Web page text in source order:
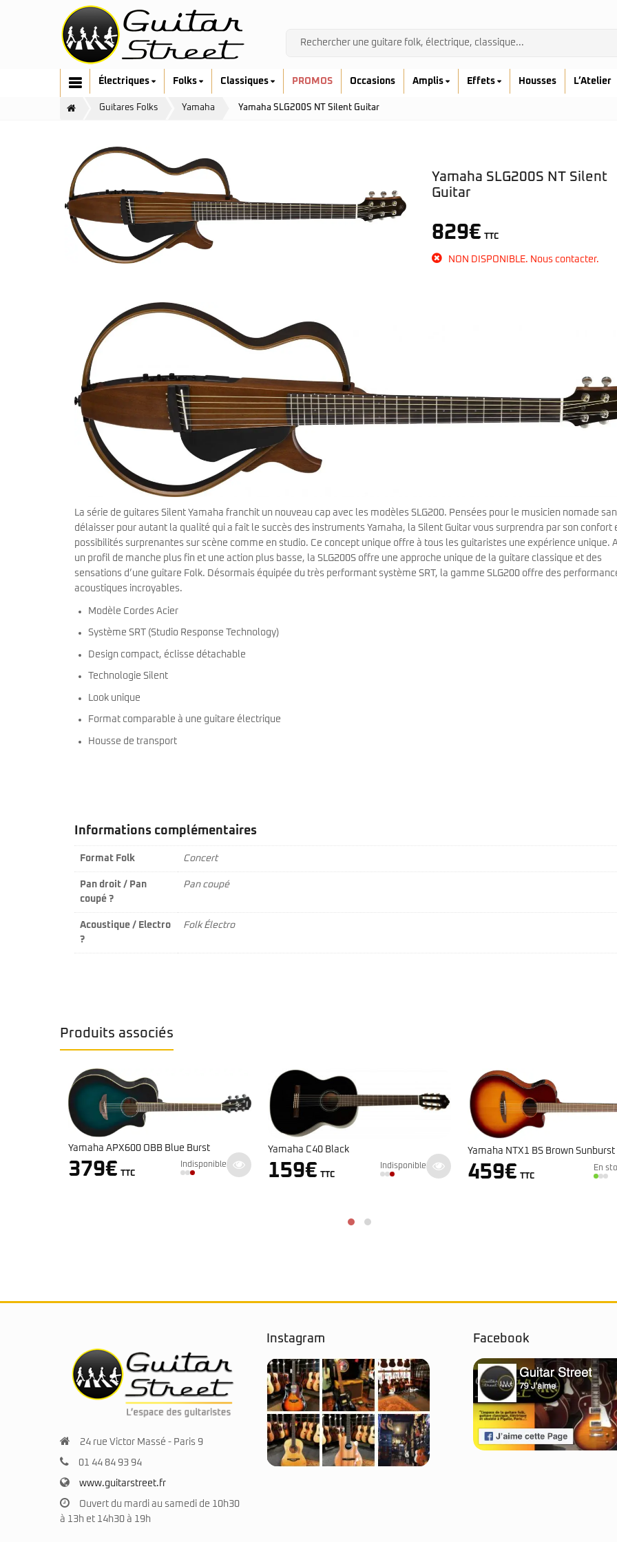
Cort
Fender
G&L
Ibanez
Sire Larry Carlton
Squier by Fender
Sterling by Music Man
Tokai
Yamaha
Art & Lutherie
Lag
Ovation
Takamine
Yamaha
Admira
Électriques Folks Classiques PROMOS Occasions Amplis Effets Housses L’Atelier
Guitares Folks Yamaha Yamaha SLG200S NT Silent Guitar
Yamaha SLG200S NT Silent
Guitar
829€ TTC
NON DISPONIBLE. Nous contacter.
La série de guitares Silent Yamaha franchit un nouveau cap avec les modèles SLG200. Pensées pour le musicien nomade
délaisser pour autant la qualité qui a fait le succès des instruments Yamaha, la Silent Guitar vous surprendra par son confort
possibilités surprenantes sur scène comme en studio. Ce concept unique offre à tous les guitaristes une expérience unique.
un profil de manche plus fin et une action plus basse, la SLG200S offre une approche unique de la guitare classique et des
sensations d’une guitare Folk. Désormais équipée du très performant système SRT, la gamme SLG200 offre des
acoustiques incroyables.
Modèle Cordes Acier
Système SRT (Studio Response Technology)
Design compact, éclisse détachable
Technologie Silent
Look unique
Format comparable à une guitare électrique
Housse de transport
Informations complémentaires
Format Folk Concert
Pan droit / Pan
coupé ?
Pan coupé
Acoustique / Electro
?
Folk Électro
Produits associés
Yamaha C40 Black
159 Indisponible
Yamaha NTX1 BS Brown Sunburst
459 En stock
Yamaha NCX1C Naturel
419
24 rue Victor Massé - Paris 9
01 44 84 93 94
www.guitarstreet.fr
Ouvert du mardi au samedi de 10h30
à 13h et 14h30 à 19h
Instagram Facebook